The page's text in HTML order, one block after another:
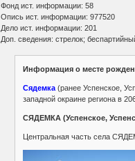
Фонд ист. информации: 58
Опись ист. информации: 977520
Дело ист. информации: 201
Доп. сведения: стрелок;
Информация о месте
Сядемка (ранее Успенское,
западной окраине региона в
СЯДЕМКА (Успенское,
Центральная часть села